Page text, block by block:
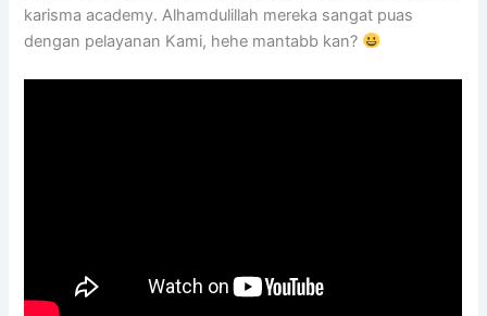
karisma academy. Alhamdulillah mereka sangat puas
dengan pelayanan Kami, hehe mantabb kan?